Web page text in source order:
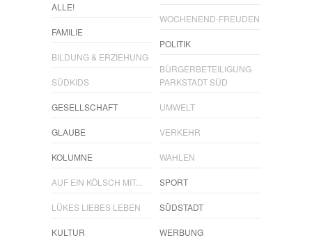
ALLE!
FAMILIE
BILDUNG & ERZIEHUNG
SÜDKIDS
GESELLSCHAFT
GLAUBE
KOLUMNE
AUF EIN KÖLSCH MIT...
LÜKES LIEBES LEBEN
KULTUR
WOCHENEND-FREUDEN
POLITIK
BÜRGERBETEILIGUNG
PARKSTADT SÜD
UMWELT
VERKEHR
WAHLEN
SPORT
SÜDSTADT
WERBUNG